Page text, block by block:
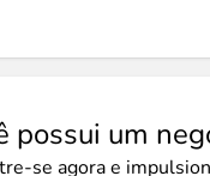
possui um
se agora e